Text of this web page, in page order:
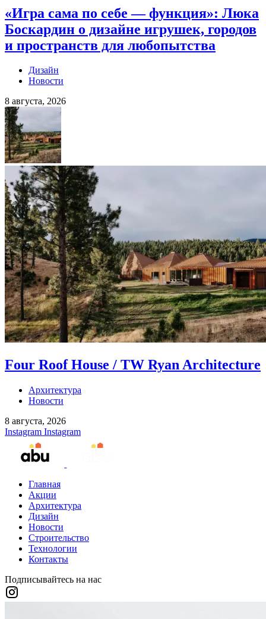
«Игра сама по себе — функция»: Люка
Боскардин о дизайне игрушек, городов
и пространств для любопытства
Дизайн
Новости
8 августа, 2026
Four Roof House / TW Ryan Architecture
Архитектура
Новости
8 августа, 2026
Instagram Instagram
Главная
Акции
Архитектура
Дизайн
Новости
Строительство
Технологии
Контакты
Подписывайтесь на нас